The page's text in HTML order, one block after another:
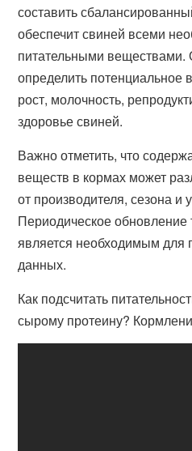
составить
обеспечит свиней всеми
питательными веществами.
определить потенциальное
рост, молочность,
здоровье свиней.
Важно отметить, что
веществ в кормах может
от производителя, сезона
Периодическое обновление
является необходимым для
данных.
Как подсчитать
сырому протеину?